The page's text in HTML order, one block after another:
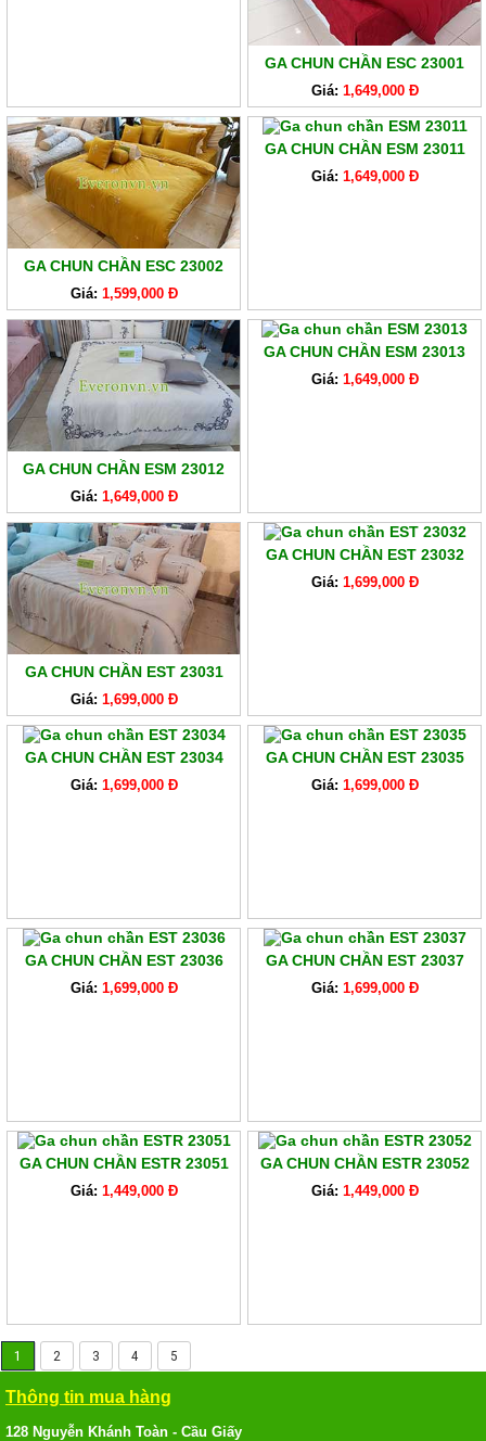
GA CHUN CHẦN ESC 23001
Giá: 1,649,000 Đ
GA CHUN CHẦN ESC 23002
Giá: 1,599,000 Đ
GA CHUN CHẦN ESM 23011
Giá: 1,649,000 Đ
GA CHUN CHẦN ESM 23012
Giá: 1,649,000 Đ
GA CHUN CHẦN ESM 23013
Giá: 1,649,000 Đ
GA CHUN CHẦN EST 23031
Giá: 1,699,000 Đ
GA CHUN CHẦN EST 23032
Giá: 1,699,000 Đ
GA CHUN CHẦN EST 23034
Giá: 1,699,000 Đ
GA CHUN CHẦN EST 23035
Giá: 1,699,000 Đ
GA CHUN CHẦN EST 23036
Giá: 1,699,000 Đ
GA CHUN CHẦN EST 23037
Giá: 1,699,000 Đ
GA CHUN CHẦN ESTR 23051
Giá: 1,449,000 Đ
GA CHUN CHẦN ESTR 23052
Giá: 1,449,000 Đ
1 2 3 4 5
Thông tin mua hàng
128 Nguyễn Khánh Toàn - Cầu Giấy